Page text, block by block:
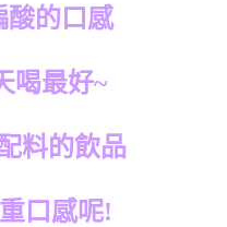
酸的口感
喝最好~
料的飲品
口感呢!